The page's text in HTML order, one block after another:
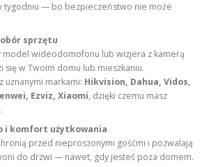
tygodniu — bo bezpieczeństwo nie może
sprzętu
model wideodomofonu lub wizjera z kamerą
się w Twoim domu lub mieszkaniu.
uznanymi markami: Hikvision, Dahua, Vidos,
Ezviz, Xiaomi, dzięki czemu masz
i komfort użytkowania
przed nieproszonymi gośćmi i pozwalają
do drzwi — nawet, gdy jesteś poza domem.